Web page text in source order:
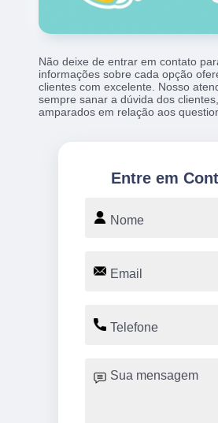
Não deixe de entrar em contato
informações sobre cada opção
clientes com excelente. Nosso
sempre sanar a dúvida dos
amparados em relação aos
Entre em